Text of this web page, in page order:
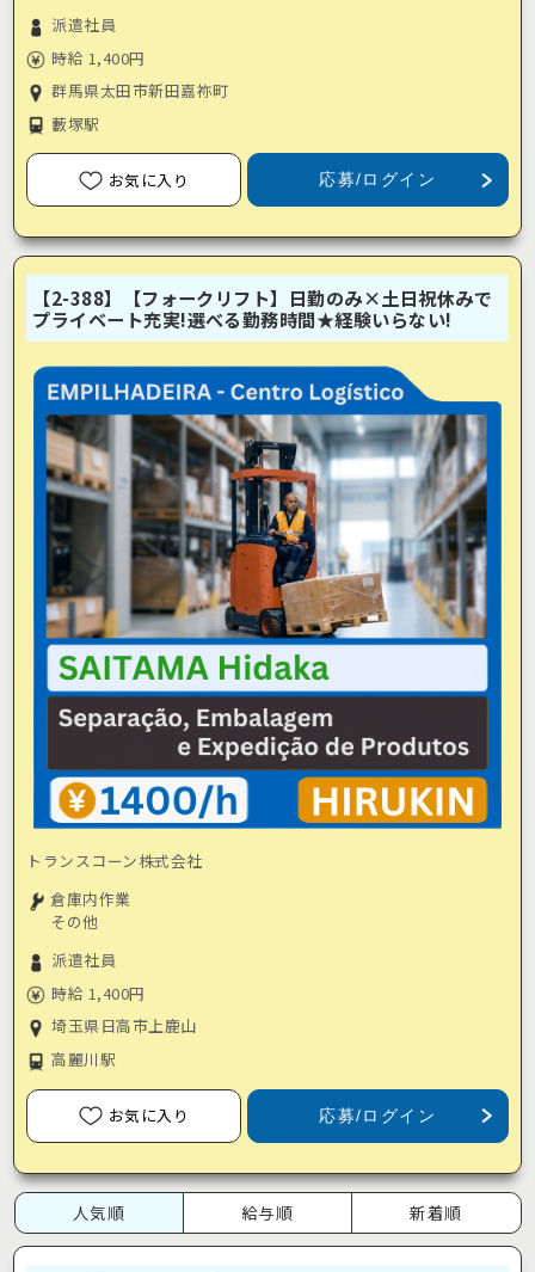
派遣社員
時給 1,400円
群馬県太田市新田嘉祢町
藪塚駅
お気に入り 応募/ログイン
【2-388】【フォークリフト】日勤のみ×土日祝休みで
プライベート充実!選べる勤務時間★経験いらない!
トランスコーン株式会社
倉庫内作業
その他
派遣社員
時給 1,400円
埼玉県日高市上鹿山
高麗川駅
お気に入り 応募/ログイン
人気順 給与順 新着順